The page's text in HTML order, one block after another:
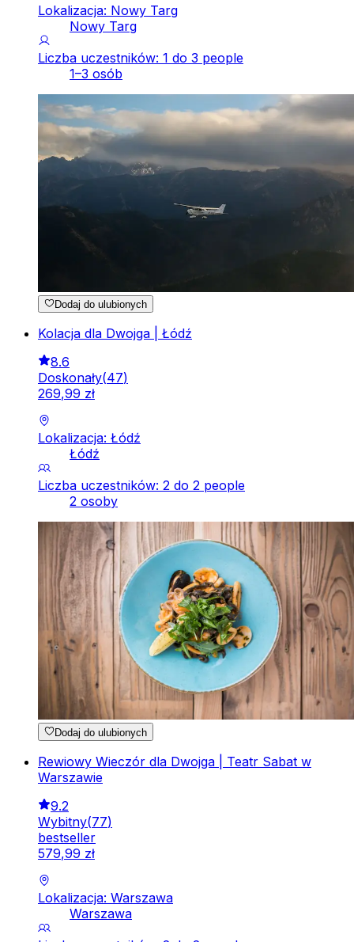
Lokalizacja: Nowy Targ
Nowy Targ
Liczba uczestników: 1 do 3 people
1–3 osób
Dodaj do ulubionych
Kolacja dla Dwojga | Łódź
8.6
Doskonały(47)
269,99 zł
Lokalizacja: Łódź
Łódź
Liczba uczestników: 2 do 2 people
2 osoby
Dodaj do ulubionych
Rewiowy Wieczór dla Dwojga | Teatr Sabat w
Warszawie
9.2
Wybitny(77)
bestseller
579,99 zł
Lokalizacja: Warszawa
Warszawa